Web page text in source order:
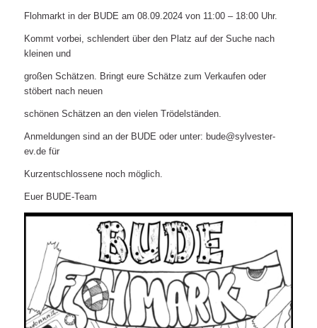
Flohmarkt in der BUDE am 08.09.2024 von 11:00 – 18:00 Uhr.
Kommt vorbei, schlendert über den Platz auf der Suche nach
kleinen und
großen Schätzen. Bringt eure Schätze zum Verkaufen oder
stöbert nach neuen
schönen Schätzen an den vielen Trödelständen.
Anmeldungen sind an der BUDE oder unter: bude@sylvester-
ev.de für
Kurzentschlossene noch möglich.
Euer BUDE-Team